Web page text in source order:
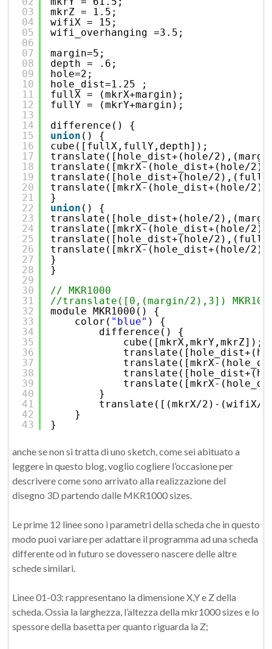
03
04
05
06
07
08
09
10
11
12
13
14
15
16
17
18
19
20
21
22
23
24
25
26
27
28
29
30
31
32
33
34
35
36
37
38
39
40
41
42
43
mkrZ = 1.5;
wifiX = 15;
wifi_overhanging =3.5;
margin=5;
depth = .6;
hole=2;
hole_dist=1.25 ;
fullX = (mkrX+margin);
fullY = (mkrY+margin);
difference() {
union () {
cube([fullX,fullY,depth]);
translate([hole_dist+(hole/
translate([mkrX-(hole_dist+(hole/
translate([hole_dist+(hole/2),(fullY-
translate([mkrX-(hole_dist+(hole/
}
union () {
translate([hole_dist+(hole/
translate([mkrX-(hole_dist+(hole/
translate([hole_dist+(hole/
translate([mkrX-(hole_dist+(hole/
}
}
// MKR1000
//translate([0,(margin/2),3])
module MKR1000() {
color( "blue" ) {
difference() {
cube([mkrX,mkrY,mkrZ]);
translate([mkrX-
translate([mkrX-
}
translate([(mkrX/2)-(wifiX/
}
}
anche se non si tratta di uno sketch, come sei abituato a
leggere in questo blog, voglio cogliere l’occasione per
descrivere come sono arrivato alla realizzazione del
disegno 3D partendo dalle MKR1000 sizes.
Le prime 12 linee sono i parametri della scheda che in questo
modo puoi variare per adattare il programma ad una scheda
differente od in futuro se dovessero nascere delle altre
schede similari.
Linee 01-03: rappresentano la dimensione X,Y e Z della
scheda. Ossia la larghezza, l’altezza della mkr1000 sizes e lo
spessore della basetta per quanto riguarda la Z;